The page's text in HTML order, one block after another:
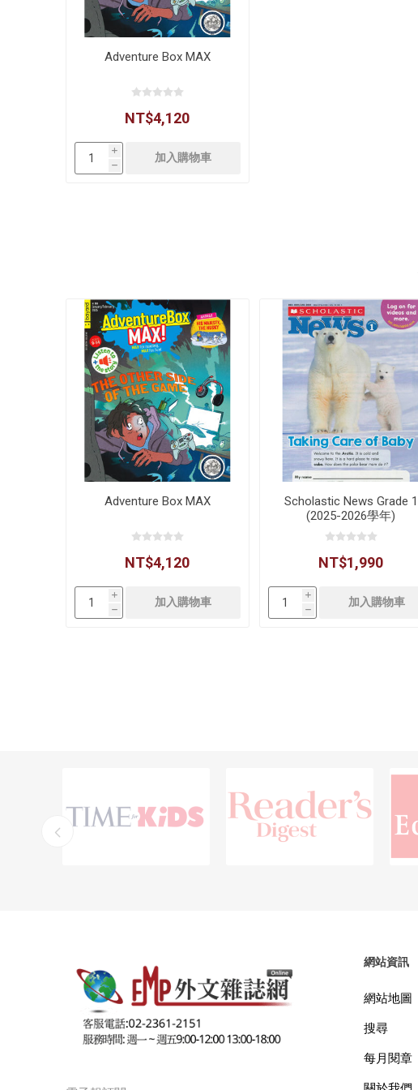
Adventure Box MAX
NT$4,120
i
h
Adventure Box MAX
NT$4,120
i
h
Scholastic News Grade 1
(2025-2026學年)
NT$1,990
i
h
網站資訊
網站地圖
搜尋
每月閱章